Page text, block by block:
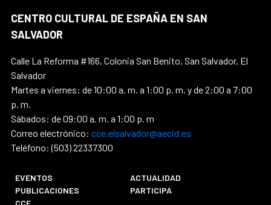
CENTRO CULTURAL DE ESPAÑA EN SAN
SALVADOR
Calle La Reforma #166, Colonia San Benito, San Salvador, El
Salvador
Martes a viernes: de 10:00 a. m. a 1:00 p. m. y de 2:00 a 7:00
p. m.
Sábados: de 09:00 a. m. a 1:00 p. m
Correo electrónico: cce.elsalvador@aecid.es
Teléfono: (503) 22337300
EVENTOS
ACTUALIDAD
PUBLICACIONES
PARTICIPA